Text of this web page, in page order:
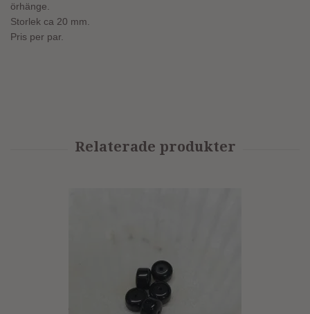
örhänge.
Storlek ca 20 mm.
Pris per par.